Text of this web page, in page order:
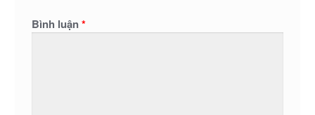
Bình luận*